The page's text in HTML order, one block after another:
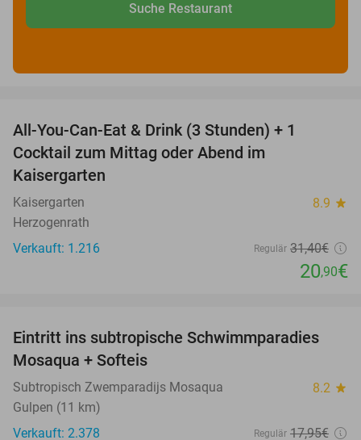
Suche Restaurant
All-You-Can-Eat & Drink (3 Stunden) + 1
Cocktail zum Mittag oder Abend im
Kaisergarten
Kaisergarten 8.9 star
Herzogenrath
Verkauft: 1.216
Regulär 31,40€
20,90€
25%
Eintritt ins subtropische Schwimmparadies
Mosaqua + Softeis
Subtropisch Zwemparadijs Mosaqua 8.2 star
Gulpen (11 km)
Verkauft: 2.378
Regulär 17,95€